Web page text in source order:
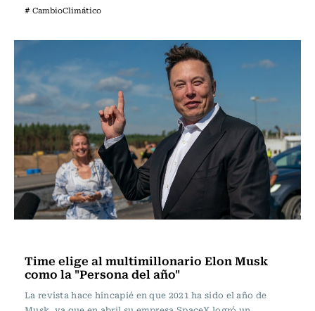
# CambioClimático
Time elige al multimillonario Elon Musk
como la "Persona del año"
La revista hace hincapié en que 2021 ha sido el año de